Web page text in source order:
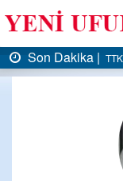
|TTK’da 213 gün sonra